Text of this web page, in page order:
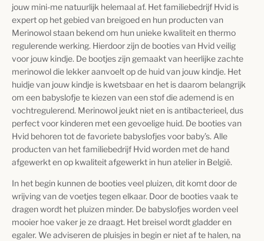
jouw mini-me natuurlijk helemaal af. Het familiebedrijf Hvid is
expert op het gebied van breigoed en hun producten van
Merinowol staan bekend om hun unieke kwaliteit en thermo
regulerende werking. Hierdoor zijn de booties van Hvid veilig
voor jouw kindje. De bootjes zijn gemaakt van heerlijke zachte
merinowol die lekker aanvoelt op de huid van jouw kindje. Het
huidje van jouw kindje is kwetsbaar en het is daarom belangrijk
om een babyslofje te kiezen van een stof die ademend is en
vochtregulerend. Merinowol jeukt niet en is antibacterieel, dus
perfect voor kinderen met een gevoelige huid. De booties van
Hvid behoren tot de favoriete babyslofjes voor baby’s. Alle
producten van het familiebedrijf Hvid worden met de hand
afgewerkt en op kwaliteit afgewerkt in hun atelier in België.
In het begin kunnen de booties veel pluizen, dit komt door de
wrijving van de voetjes tegen elkaar. Door de booties vaak te
dragen wordt het pluizen minder. De babyslofjes worden veel
mooier hoe vaker je ze draagt. Het breisel wordt gladder en
egaler. We adviseren de pluisjes in begin er niet af te halen, na